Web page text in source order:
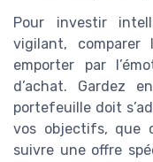
Pour investir
vigilant,
emporter par
d’achat. Gardez
portefeuille doit
vos objectifs, que
suivre une offre